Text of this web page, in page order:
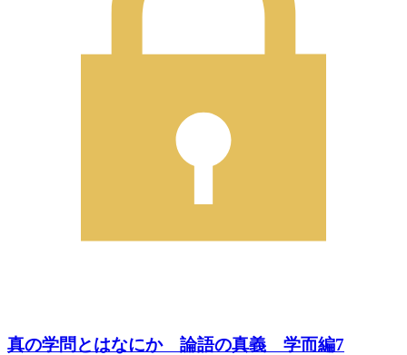
真の学問とはなにか 論語の真義 学而編7